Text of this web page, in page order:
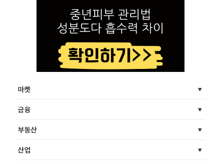
마켓
금융
부동산
산업